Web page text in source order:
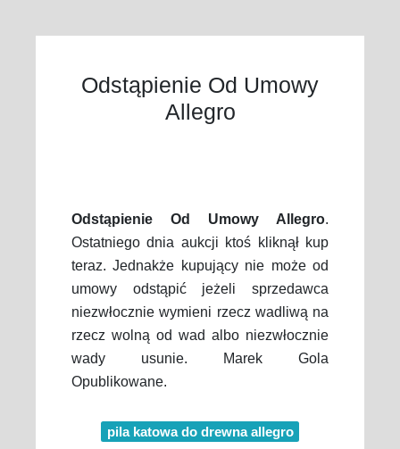
Odstąpienie Od Umowy
Allegro
Odstąpienie Od Umowy Allegro.
Ostatniego dnia aukcji ktoś kliknął kup
teraz. Jednakże kupujący nie może od
umowy odstąpić jeżeli sprzedawca
niezwłocznie wymieni rzecz wadliwą na
rzecz wolną od wad albo niezwłocznie
wady usunie. Marek Gola
Opublikowane.
pila katowa do drewna allegro